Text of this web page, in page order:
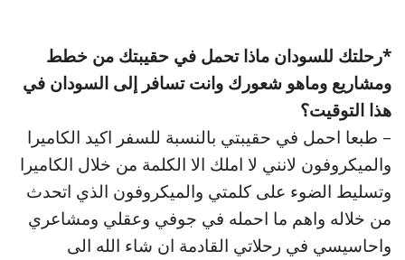
*رحلتك للسودان ماذا تحمل في حقيبتك من خطط
ومشاريع وماهو شعورك وانت تسافر إلى السودان في
هذا التوقيت؟
– طبعا احمل في حقيبتي بالنسبة للسفر اكيد الكاميرا
والميكروفون لانني لا املك الا الكلمة من خلال الكاميرا
وتسليط الضوء على كلمتي والميكروفون الذي اتحدث
من خلاله واهم ما احمله في جوفي وعقلي ومشاعري
واحاسيسي في رحلاتي القادمة ان شاء الله الى